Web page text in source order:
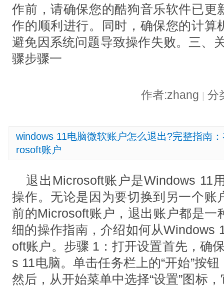
作前，请确保您的酷狗音乐软件已更
作的顺利进行。同时，确保您的计算
避免因系统问题导致操作失败。三、
骤步骤一
作者:zhang 分
windows 11电脑微软账户怎么退出?完整指南
rosoft账户
退出Microsoft账户是Windows 11
操作。无论是因为要切换到另一个账
前的Microsoft账户，退出账户都是一
细的操作指南，介绍如何从Windows
oft账户。步骤 1：打开设置首先，确
s 11电脑。单击任务栏上的“开始”按
然后，从开始菜单中选择“设置”图标